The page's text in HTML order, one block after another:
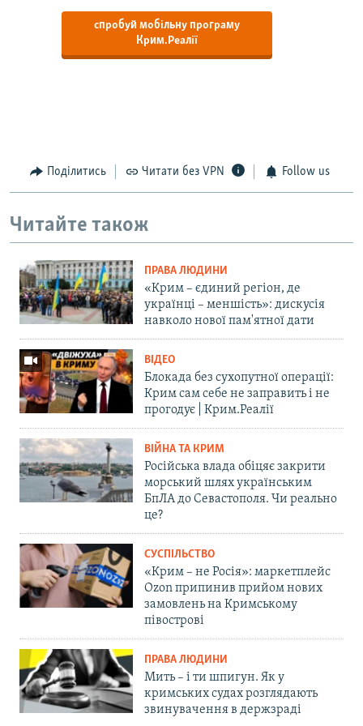
спробуй мобільну програму
Крим.Реалії
Поділитись Читати без VPN Follow us
Читайте також
ПРАВА ЛЮДИНИ
«Крим – єдиний регіон, де
українці – меншість»: дискусія
навколо нової пам'ятної дати
ВІДЕО
Блокада без сухопутної операції:
Крим сам себе не заправить і не
прогодує | Крим.Реалії
ВІЙНА ТА КРИМ
Російська влада обіцяє закрити
морський шлях українським
БпЛА до Севастополя. Чи реально
це?
СУСПІЛЬСТВО
«Крим – не Росія»: маркетплейс
Ozon припинив прийом нових
замовлень на Кримському
півострові
ПРАВА ЛЮДИНИ
Мить – і ти шпигун. Як у
кримських судах розглядають
звинувачення в держзраді